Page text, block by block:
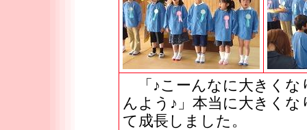
「♪こーんなに大きくな
んよう♪」本当に大きく
て成長しました。